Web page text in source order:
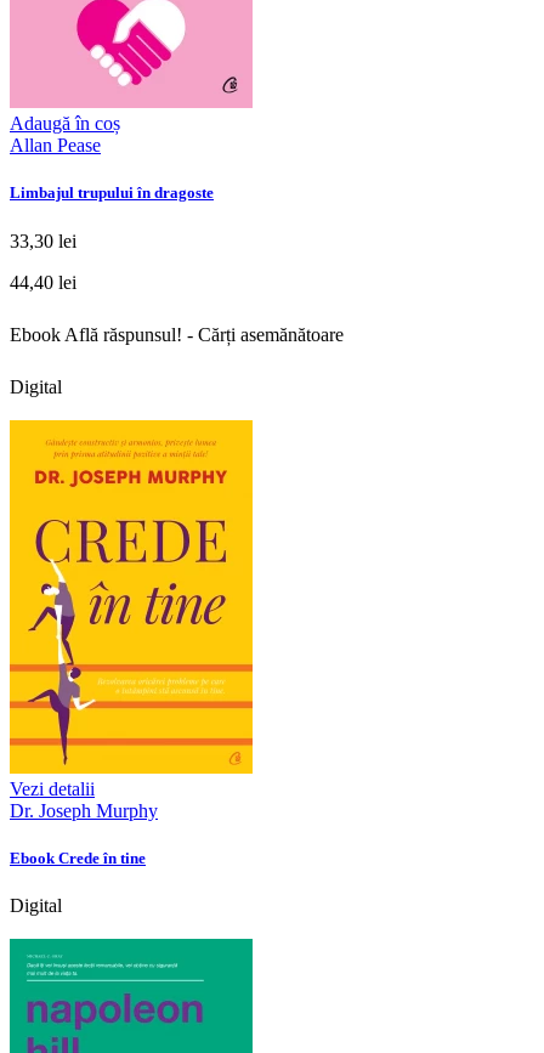
Adaugă în coș
Allan Pease
Limbajul trupului în dragoste
33,30 lei
44,40 lei
Ebook Află răspunsul! - Cărți asemănătoare
Digital
Vezi detalii
Dr. Joseph Murphy
Ebook Crede în tine
Digital